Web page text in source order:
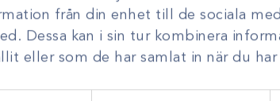
från din enhet till de sociala
Dessa kan i sin tur kombinera
eller som de har samlat in när du har